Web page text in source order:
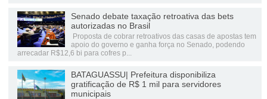
Senado debate taxação retroativa das bets
autorizadas no Brasil
Proposta de cobrar retroativos das casas de apostas tem
apoio do governo e ganha força no Senado, podendo
arrecadar R$12,6 bi para cofres p...
BATAGUASSU| Prefeitura disponibiliza
gratificação de R$ 1 mil para servidores
municipais